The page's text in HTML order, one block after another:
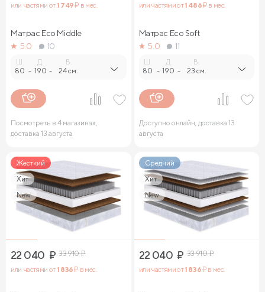
или частями от1 749₽ в мес.
Матрас Eco Middle
5.0
10
80 -
Д.
190 -
В.
24 см.
Посмотреть в 4 магазинах,
доставка 13 августа
или частями от1 486₽ в мес.
Матрас Eco Soft
5.0
11
80 -
Д.
190 -
В.
23 см.
Доступно онлайн, доставка 13
августа
Жесткий
Хит
New
22 040 ₽ 33 910₽
или частями от1 836₽ в мес.
Средний
Хит
New
22 040 ₽ 33 910₽
или частями от1 836₽ в мес.